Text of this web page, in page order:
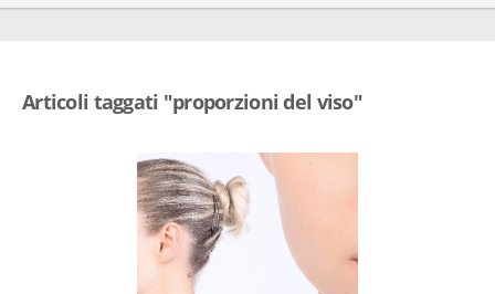
Articoli taggati "proporzioni del viso"